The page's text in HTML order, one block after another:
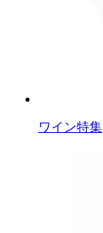
ワイン特集